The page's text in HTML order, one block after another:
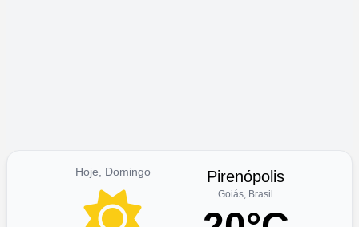
Hoje, Domingo Pirenópolis
Goiás, Brasil